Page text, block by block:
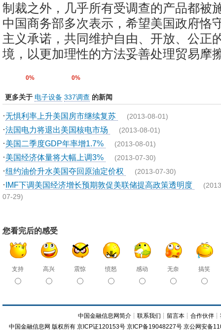
制裁之外，几乎所有受调查的产品都被
中国商务部多次表示，希望美国政府恪
主义承诺，共同维护自由、开放、公正
境，以更加理性的方法妥善处理贸易摩
0% 0%
更多关于 电子设备 337调查 的新闻
·无惧利率上升美国房市继续复苏 (2013-08-01)
·法国电力将退出美国核电市场 (2013-08-01)
·美国二季度GDP年率增1.7% (2013-08-01)
·美国经济体量将大幅上调3% (2013-07-30)
·纽约油价升水美国夺回原油定价权 (2013-07-30)
·IMF下调美国经济增长预期敦促美联储提高政策透明度
07-29)
您看完后的感受
支持 高兴 震惊 愤怒 感动 无奈 搞笑
中国金融信息网简介 ┊联系我们 ┊ 留言本 ┊合作伙伴 ┊
中国金融信息网 版权所有 京ICP证120153号 京ICP备19048227号 京公网安备